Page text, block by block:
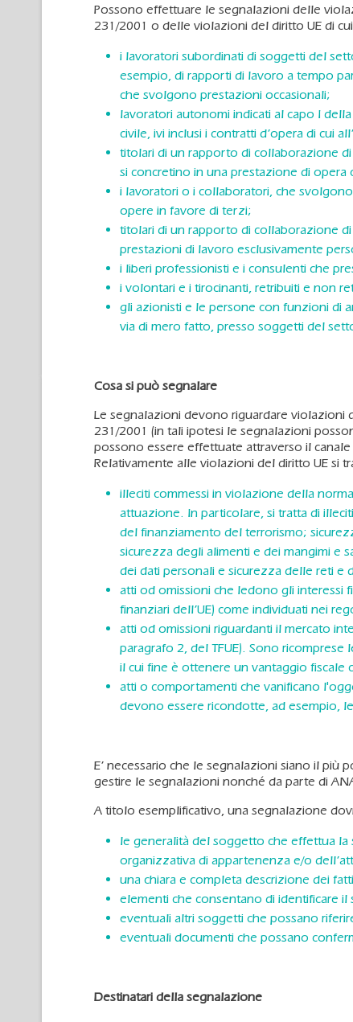
Possono effettuare le segnalazioni delle
231/2001 o delle violazioni del diritto UE di
i lavoratori subordinati di soggetti del
esempio, di rapporti di lavoro a tempo
che svolgono prestazioni occasionali;
lavoratori autonomi indicati al capo I
civile, ivi inclusi i contratti d’opera di cui
titolari di un rapporto di collaborazione
si concretino in una prestazione di
i lavoratori o i collaboratori, che
opere in favore di terzi;
titolari di un rapporto di collaborazione
prestazioni di lavoro esclusivamente
i liberi professionisti e i consulenti che
i volontari e i tirocinanti, retribuiti e non
gli azionisti e le persone con funzioni di
via di mero fatto, presso soggetti del
Cosa si può segnalare
Le segnalazioni devono riguardare
231/2001 (in tali ipotesi le segnalazioni
possono essere effettuate attraverso il
Relativamente alle violazioni del diritto UE si
illeciti commessi in violazione della
attuazione. In particolare, si tratta di
del finanziamento del terrorismo;
sicurezza degli alimenti e dei mangimi e
dei dati personali e sicurezza delle reti e
atti od omissioni che ledono gli interessi
finanziari dell’UE) come individuati nei
atti od omissioni riguardanti il mercato
paragrafo 2, del TFUE). Sono
il cui fine è ottenere un vantaggio fiscale
atti o comportamenti che vanificano
devono essere ricondotte, ad esempio,
E’ necessario che le segnalazioni siano il
gestire le segnalazioni nonché da parte di
A titolo esemplificativo, una segnalazione
le generalità del soggetto che effettua la
organizzativa di appartenenza e/o
una chiara e completa descrizione dei
elementi che consentano di identificare
eventuali altri soggetti che possano
eventuali documenti che possano
Destinatari della segnalazione